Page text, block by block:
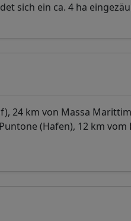
sich ein ca. 4 ha
24 km von Massa
(Hafen), 12 km